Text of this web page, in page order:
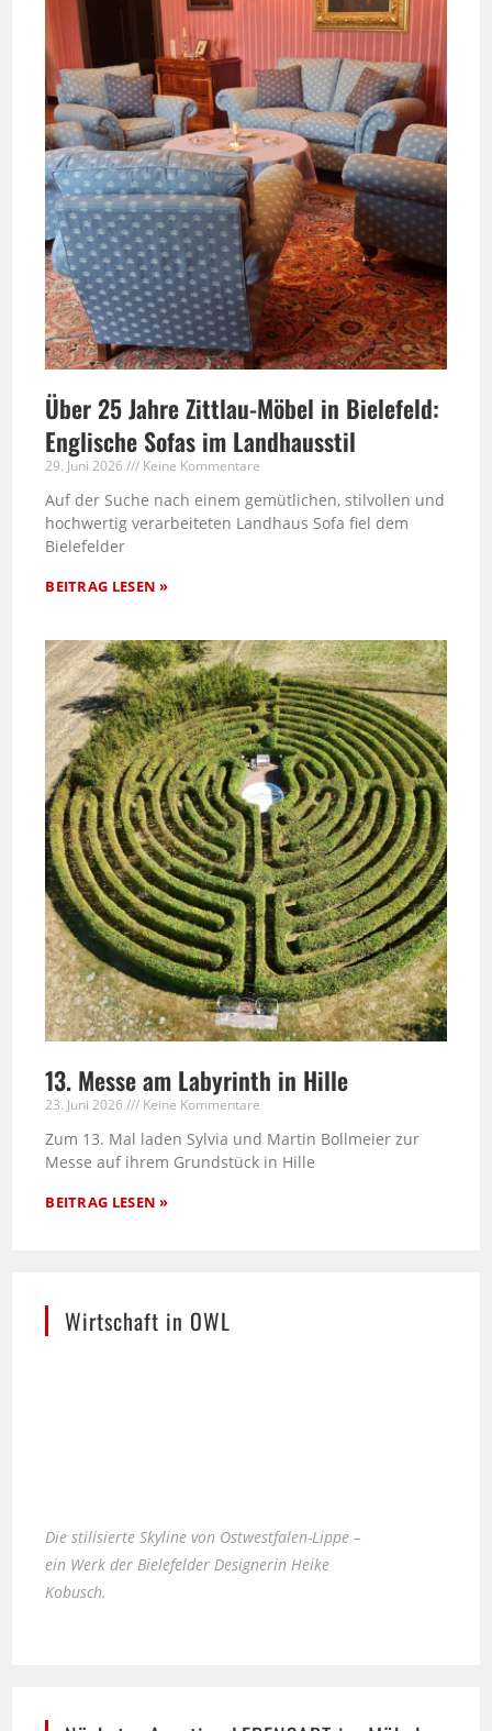
Über 25 Jahre Zittlau-Möbel in Bielefeld:
Englische Sofas im Landhausstil
29. Juni 2026 Keine Kommentare
Auf der Suche nach einem gemütlichen, stilvollen und
hochwertig verarbeiteten Landhaus Sofa fiel dem
Bielefelder
BEITRAG LESEN »
13. Messe am Labyrinth in Hille
23. Juni 2026 Keine Kommentare
Zum 13. Mal laden Sylvia und Martin Bollmeier zur
Messe auf ihrem Grundstück in Hille
BEITRAG LESEN »
Wirtschaft in OWL
Kobusch.